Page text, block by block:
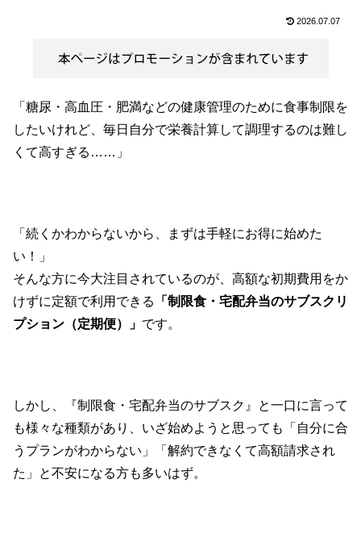
2026.07.07
「糖尿・高血圧・肥満などの健康管理のために食事制限を
したいけれど、毎日自分で栄養計算して調理するのは難し
くて高すぎる……」
「続くかわからないから、まずは手軽にお得に始めた
い！」
そんな方に今大注目されているのが、高額な初期費用をか
けずに定額で利用できる
「制限食・宅配弁当のサブスクリ
プション（定期便）」 です。
しかし、『制限食・宅配弁当のサブスク』と一口に言って
も様々な種類があり、いざ始めようと思っても「自分に合
うプランがわからない」「解約できなくて高額請求され
た」と不安になる方も多いはず。